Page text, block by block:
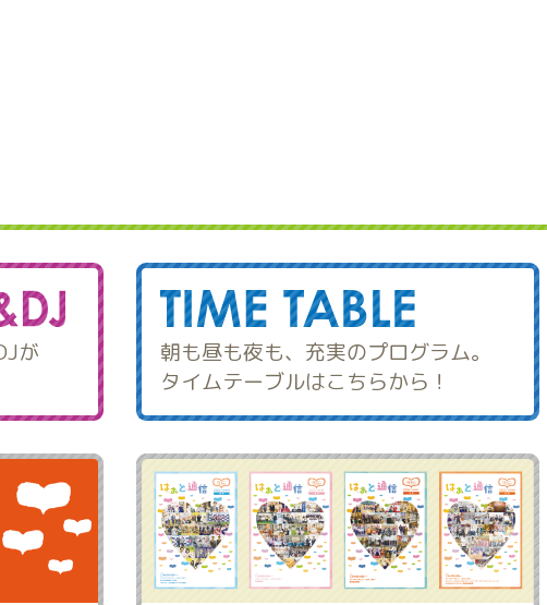
が
朝も昼も夜も、充実のプログラム。
タイムテーブルはこちらから！